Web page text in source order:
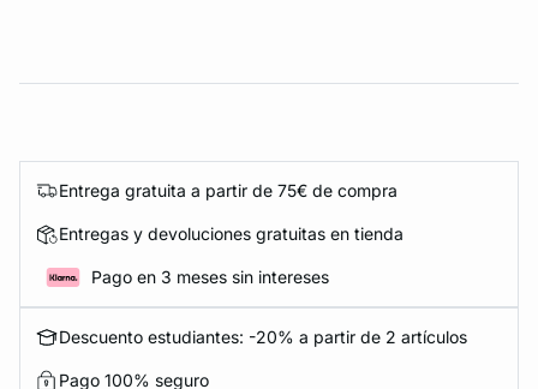
Entrega gratuita a partir de 75€ de compra
Entregas y devoluciones gratuitas en tienda
Pago en 3 meses sin intereses
Descuento estudiantes: -20% a partir de 2 artículos
Pago 100% seguro